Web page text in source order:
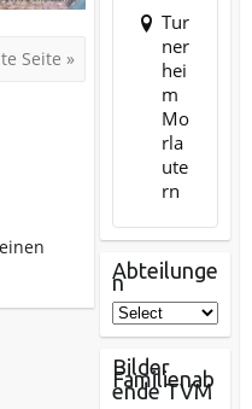
Seite »
Tur
ner
hei
m
Mo
rla
ute
rn
Abteilunge
n
Bilder
Familienab
ende TVM